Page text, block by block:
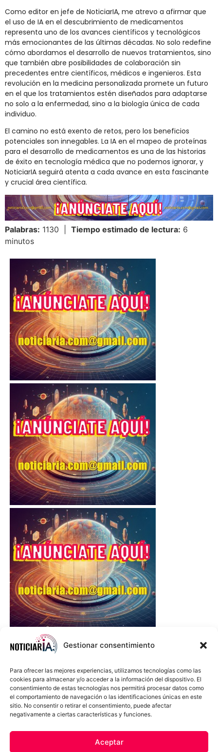
Gestionar consentimiento
Para ofrecer las mejores experiencias, utilizamos tecnologías como las
cookies para almacenar y/o acceder a la información del dispositivo. El
consentimiento de estas tecnologías nos permitirá procesar datos como
el comportamiento de navegación o las identificaciones únicas en este
sitio. No consentir o retirar el consentimiento, puede afectar
negativamente a ciertas características y funciones.
Aceptar
Como editor en jefe de NoticiarIA, me atrevo a afirmar que
el uso de IA en el descubrimiento de medicamentos
representa uno de los avances científicos y tecnológicos
más emocionantes de las últimas décadas. No solo redefine
cómo abordamos el desarrollo de nuevos tratamientos, sino
que también abre posibilidades de colaboración sin
precedentes entre científicos, médicos e ingenieros. Esta
revolución en la medicina personalizada promete un futuro
en el que los tratamientos estén diseñados para adaptarse
no solo a la enfermedad, sino a la biología única de cada
individuo.
El camino no está exento de retos, pero los beneficios
potenciales son innegables. La IA en el mapeo de proteínas
para el desarrollo de medicamentos es una de las historias
de éxito en tecnología médica que no podemos ignorar, y
NoticiarIA seguirá atenta a cada avance en esta fascinante
y crucial área científica.
Palabras: 1130 | Tiempo estimado de lectura: 6
minutos
Política de cookies